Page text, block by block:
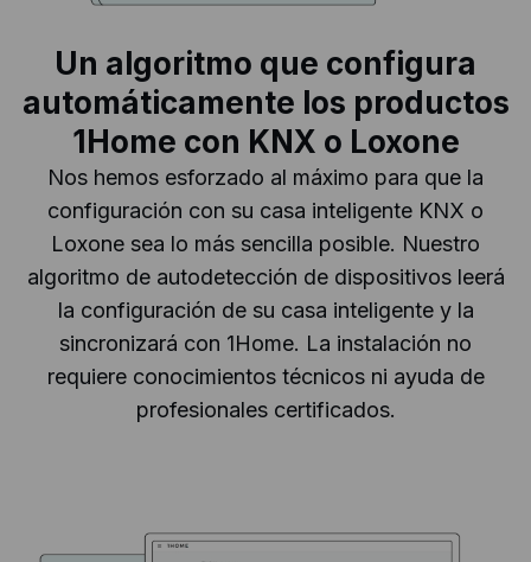
Un algoritmo que configura
automáticamente los productos
1Home con KNX o Loxone
Nos hemos esforzado al máximo para que la
configuración con su casa inteligente KNX o
Loxone sea lo más sencilla posible. Nuestro
algoritmo de autodetección de dispositivos leerá
la configuración de su casa inteligente y la
sincronizará con 1Home. La instalación no
requiere conocimientos técnicos ni ayuda de
profesionales certificados.